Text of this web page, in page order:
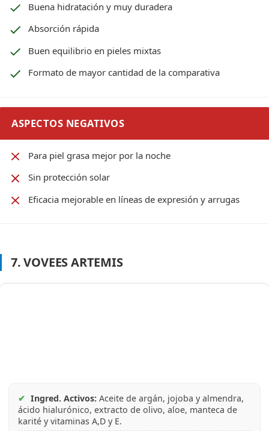
Buena hidratación y muy duradera
Absorción rápida
Buen equilibrio en pieles mixtas
Formato de mayor cantidad de la comparativa
ASPECTOS NEGATIVOS
Para piel grasa mejor por la noche
Sin protección solar
Eficacia mejorable en líneas de expresión y arrugas
7. VOVEES ARTEMIS
✔ Ingred. Activos: Aceite de argán, jojoba y almendra,
ácido hialurónico, extracto de olivo, aloe, manteca de
karité y vitaminas A,D y E.